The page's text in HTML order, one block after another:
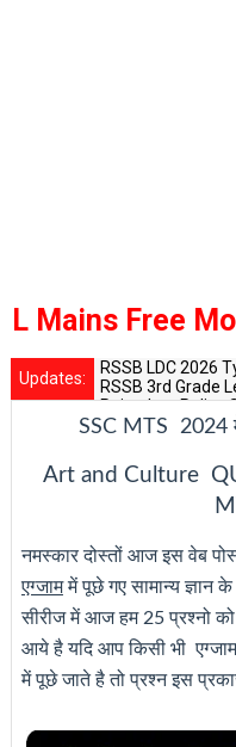
Free Mock Test
Updates:
RSSB LDC 2026
RSSB 3rd Grade
Rajasthan Police
CET 12th Exam
RPSC Senior
SSC MTS 2024
Art and Culture
नमस्कार दोस्तों आज इस वेब
एग्जाममें पूछे गए सामान्य ज्ञान
सीरीज में आज हम 25 प्रश्नो
आये है यदि आप किसी भी एग्जाम
में पूछे जाते है तो प्रश्न इस